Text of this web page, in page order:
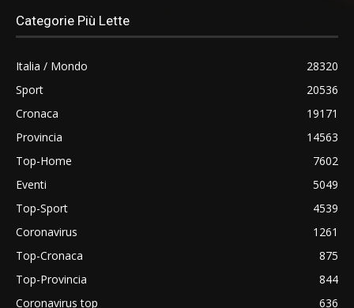
Categorie Più Lette
Italia / Mondo
28320
Sport
20536
Cronaca
19171
Provincia
14563
Top-Home
7602
Eventi
5049
Top-Sport
4539
Coronavirus
1261
Top-Cronaca
875
Top-Provincia
844
Coronavirus top
636